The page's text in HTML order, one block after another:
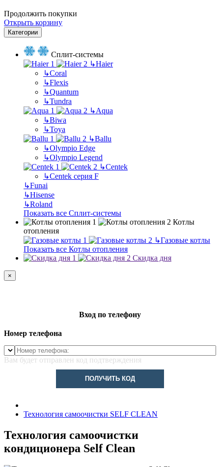
Продолжить покупки
Открыть корзину
Категории
Сплит-системы
↳Haier
↳Coral
↳Flexis
↳Quantum
↳Tundra
↳Aqua
↳Biwa
↳Toya
↳Ballu
↳Olympio Edge
↳Olympio Legend
↳Centek
↳Centek серия F
↳Funai
↳Hisense
↳Roland
Показать все Сплит-системы
Котлы
отопления
↳Газовые котлы
Показать все Котлы отопления
Скидка дня
×
Вход по телефону
Номер телефона
Вам будет отправлен код подтверждения
ПОЛУЧИТЬ КОД
Технология самоочистки SELF CLEAN
Технология самоочистки
кондиционера Self Clean